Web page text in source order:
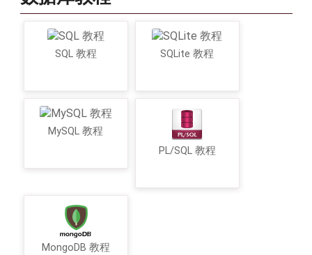
SQL 教程 SQLite 教程
MySQL 教程
PL/SQL 教程
MongoDB 教程